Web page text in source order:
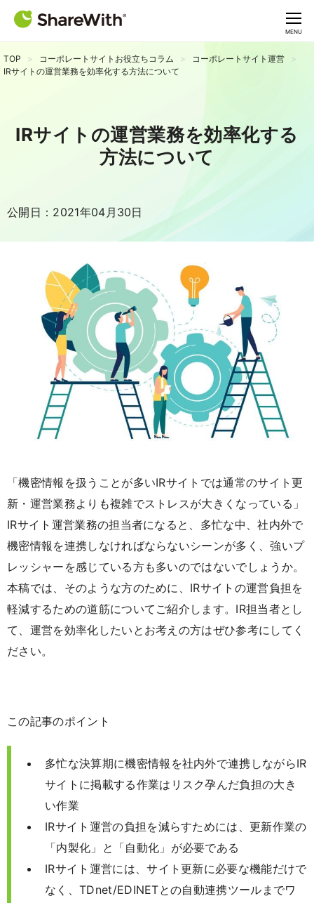
CLOSE
MENU
TOP コーポレートサイトお役立ちコラム
コーポレートサイト運営
IRサイトの運営業務を効率化する方法について
IRサイトの運営業務を効率化する
方法について
公開日：2021年04月30日
「機密情報を扱うことが多いIRサイトでは通常のサイト更
新・運営業務よりも複雑でストレスが大きくなっている」
IRサイト運営業務の担当者になると、多忙な中、社内外で
機密情報を連携しなければならないシーンが多く、強いプ
レッシャーを感じている方も多いのではないでしょうか。
本稿では、そのような方のために、IRサイトの運営負担を
軽減するための道筋についてご紹介します。IR担当者とし
て、運営を効率化したいとお考えの方はぜひ参考にしてく
ださい。
この記事のポイント
多忙な決算期に機密情報を社内外で連携しながらIR
サイトに掲載する作業はリスク孕んだ負担の大き
い作業
IRサイト運営の負担を減らすためには、更新作業の
「内製化」と「自動化」が必要である
IRサイト運営には、サイト更新に必要な機能だけで
なく、TDnet/EDINETとの自動連携ツールまでワ